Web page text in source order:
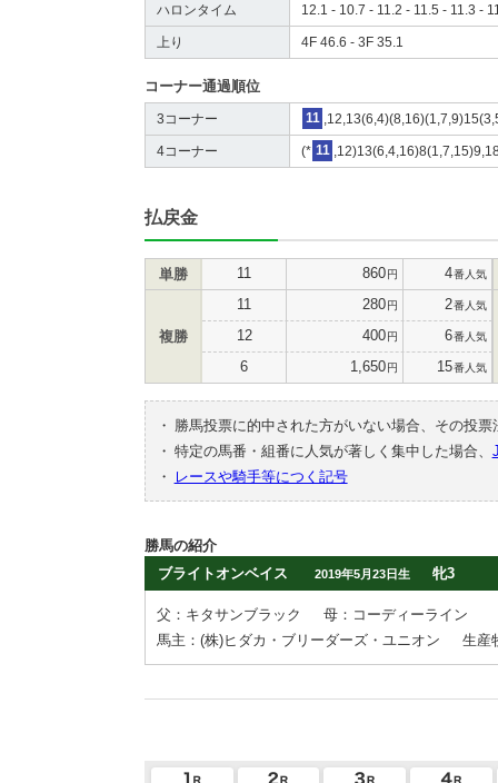
ハロンタイム 12.1 - 10.7 - 11.2 - 11.5 - 11.3 -
上り 4F 46.6 - 3F 35.1
コーナー通過順位
3コーナー 11
4コーナー (* 11
払戻金
単勝 11 860円 4番人気
複勝
11 280円 2番人気
12 400円 6番人気
6 1,650円 15番人気
・
勝馬投票に的中された方がいない場合、その投
・ 特定の馬番・組番に人気が著しく集中した場合、
・
レースや騎手等につく記号
勝馬の紹介
ブライトオンベイス
2019年5月23日生 牝3
父：キタサンブラック
母：コーディーライン
馬主：(株)ヒダカ・ブリーダーズ・ユニオン
生産